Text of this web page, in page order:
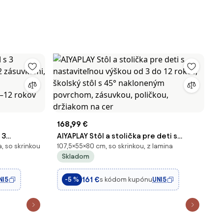
3
izby/na
rokov
so skrinkou
168,99 €
AIYAPLAY Stôl a stolička pre deti s
nastaviteľnou výškou od 3 do 12 rokov,
školský stôl s 45° nakloneným
povrchom, zásuvkou, poličkou,
držiakom na cer
107,5×55×80 cm, so skrinkou, z lamina
Skladom
-5 % 161 €s kódom kupónuUNI5